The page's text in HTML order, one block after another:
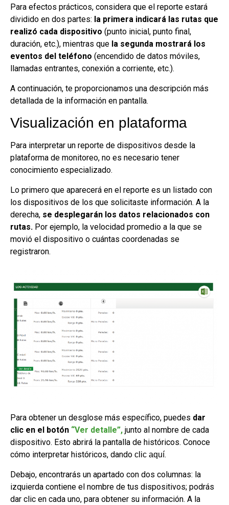
Para efectos prácticos, considera que el reporte estará
dividido en dos partes: la primera indicará las rutas que
realizó cada dispositivo (punto inicial, punto final,
duración, etc.), mientras que la segunda mostrará los
eventos del teléfono (encendido de datos móviles,
llamadas entrantes, conexión a corriente, etc.).
A continuación, te proporcionamos una descripción más
detallada de la información en pantalla.
Visualización en plataforma
Para interpretar un reporte de dispositivos desde la
plataforma de monitoreo, no es necesario tener
conocimiento especializado.
Lo primero que aparecerá en el reporte es un listado con
los dispositivos de los que solicitaste información. A la
derecha, se desplegarán los datos relacionados con
rutas. Por ejemplo, la velocidad promedio a la que se
movió el dispositivo o cuántas coordenadas se
registraron.
Para obtener un desglose más específico, puedes dar
clic en el botón “Ver detalle”, junto al nombre de cada
dispositivo. Esto abrirá la pantalla de históricos. Conoce
cómo interpretar históricos, dando clic aquí.
Debajo, encontrarás un apartado con dos columnas: la
izquierda contiene el nombre de tus dispositivos; podrás
dar clic en cada uno, para obtener su información. A la